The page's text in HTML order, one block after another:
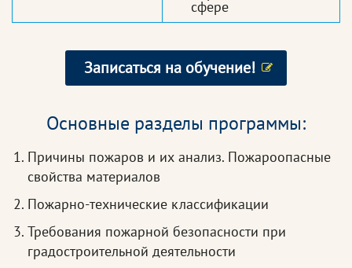
сфере
Записаться на обучение!
Основные разделы программы:
Причины пожаров и их анализ. Пожароопасные
свойства материалов
Пожарно-технические классификации
Требования пожарной безопасности при
градостроительной деятельности